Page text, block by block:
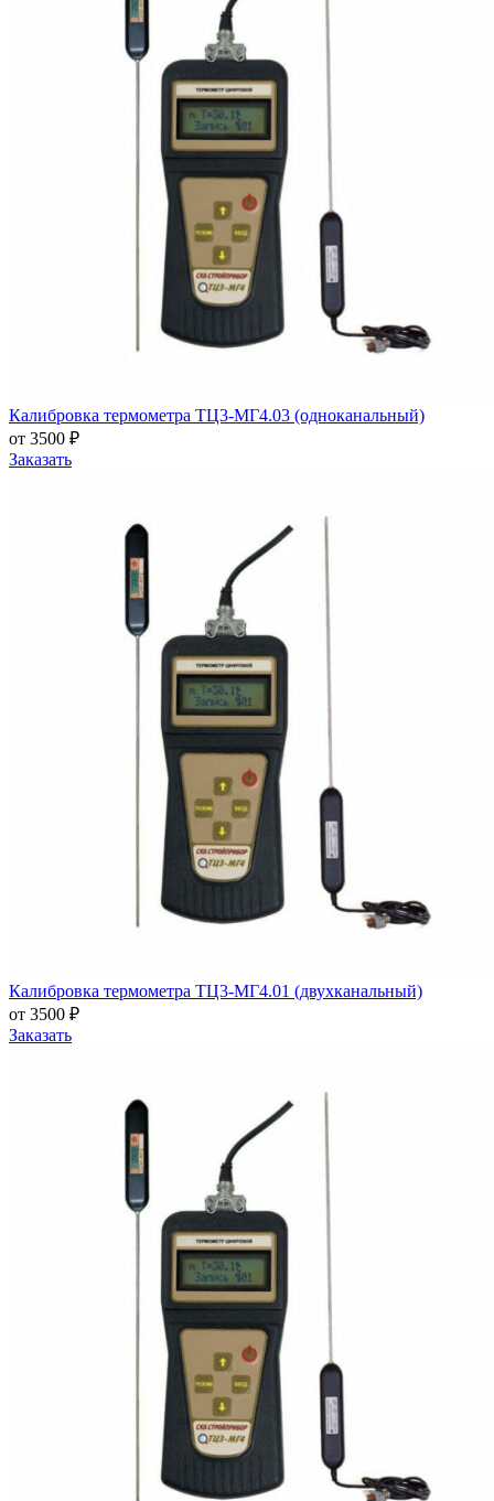
Калибровка термометра ТЦ3-МГ4.03 (одноканальный)
от 3500 ₽
Заказать
Калибровка термометра ТЦ3-МГ4.01 (двухканальный)
от 3500 ₽
Заказать